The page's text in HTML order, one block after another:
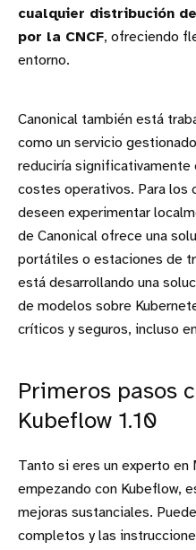
cualquier distribución
por la CNCF, ofreciendo
entorno.
Canonical también está
como un servicio
reduciría
costes operativos. Para los
deseen experimentar
de Canonical ofrece una
portátiles o estaciones de
está desarrollando una
de modelos sobre
críticos y seguros, incluso
Primeros pasos
Kubeflow 1.10
Tanto si eres un experto en
empezando con Kubeflow,
mejoras sustanciales.
completos y las